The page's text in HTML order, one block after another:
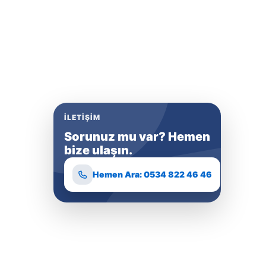
İLETIŞIM
Sorunuz mu var? Hemen
bize ulaşın.
Hemen Ara: 0534 822 46 46